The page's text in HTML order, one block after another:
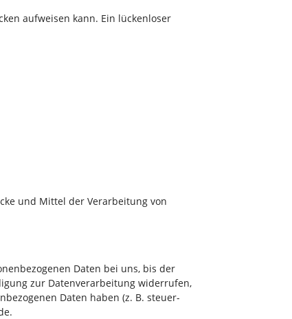
aufweisen kann. Ein lückenloser
und Mittel der Verarbeitung von
Daten bei uns, bis der
zur Datenverarbeitung widerrufen,
Daten haben (z. B. steuer-